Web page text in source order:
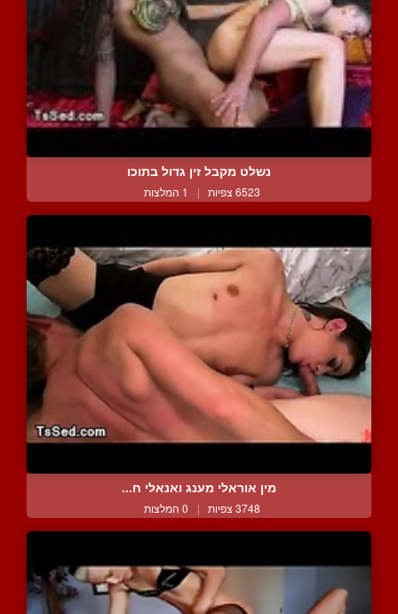
נשלט מקבל זין גדול בתוכו
6523 צפיות | 1 המלצות
מין אוראלי מענג ואנאלי ח...
3748 צפיות | 0 המלצות